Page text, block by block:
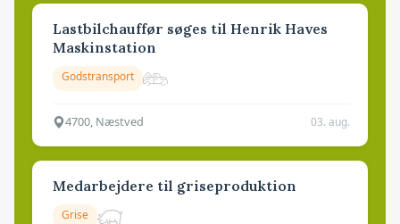
Lastbilchauffør søges til Henrik Haves
Maskinstation
Godstransport
4700, Næstved 03. aug.
Medarbejdere til griseproduktion
Grise